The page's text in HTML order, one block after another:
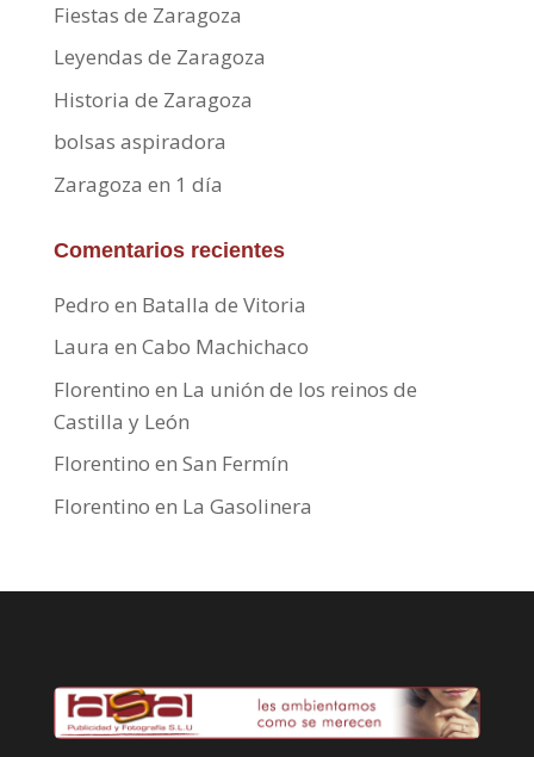
Fiestas de Zaragoza
Leyendas de Zaragoza
Historia de Zaragoza
bolsas aspiradora
Zaragoza en 1 día
Comentarios recientes
Pedro en Batalla de Vitoria
Laura en Cabo Machichaco
Florentino en La unión de los reinos de
Castilla y León
Florentino en San Fermín
Florentino en La Gasolinera